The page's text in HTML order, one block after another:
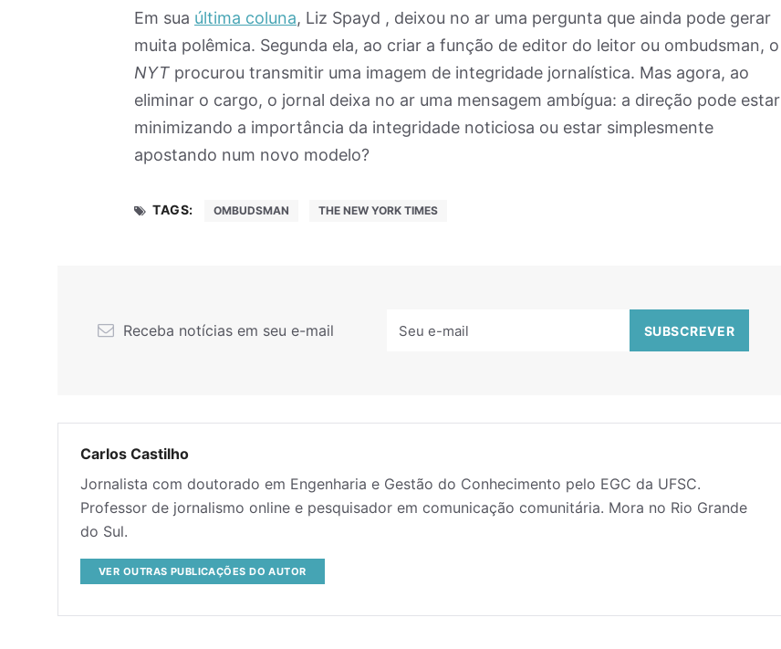
Em sua última coluna, Liz Spayd , deixou no ar uma pergunta que ainda pode gerar
muita polêmica. Segunda ela, ao criar a função de editor do leitor ou ombudsman, o
NYT procurou transmitir uma imagem de integridade jornalística. Mas agora, ao
eliminar o cargo, o jornal deixa no ar uma mensagem ambígua: a direção pode estar
minimizando a importância da integridade noticiosa ou estar simplesmente
apostando num novo modelo?
TAGS: OMBUDSMAN THE NEW YORK TIMES
Receba notícias em seu e-mail
Carlos Castilho
Jornalista com doutorado em Engenharia e Gestão do Conhecimento pelo EGC da UFSC.
Professor de jornalismo online e pesquisador em comunicação comunitária. Mora no Rio Grande
do Sul.
VER OUTRAS PUBLICAÇÕES DO AUTOR